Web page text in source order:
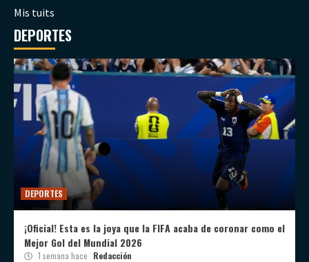
Mis tuits
DEPORTES
DEPORTES
¡Oficial! Esta es la joya que la FIFA acaba de coronar como el
Mejor Gol del Mundial 2026
1 semana hace Redacción